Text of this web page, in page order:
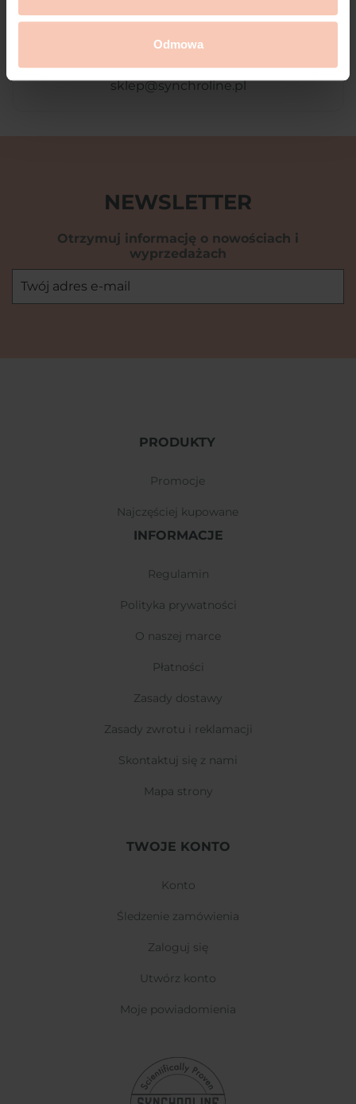
Odmowa
Szybki kontakt
sklep@synchroline.pl
NEWSLETTER
Otrzymuj informację o nowościach i
wyprzedażach
PRODUKTY
promocje
najczęściej kupowane
INFORMACJE
regulamin
polityka prywatności
o naszej marce
płatności
zasady dostawy
zasady zwrotu i reklamacji
skontaktuj się z nami
mapa strony
TWOJE KONTO
konto
śledzenie zamówienia
zaloguj się
utwórz konto
moje powiadomienia